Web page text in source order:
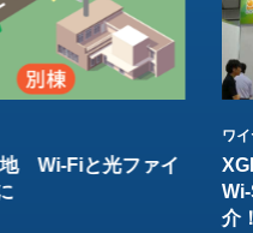
Wi-Fiと光ファイ
ワ
介